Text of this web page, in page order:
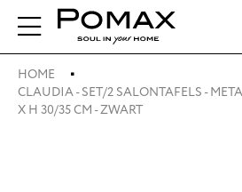
HOME
CLAUDIA - SET/2 SALONTAFELS -
X H 30/35 CM - ZWART